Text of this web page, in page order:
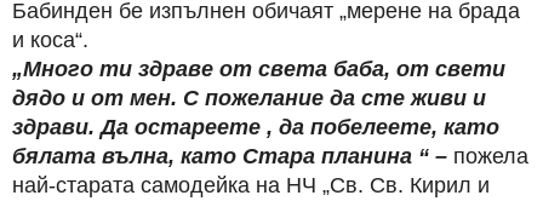
Бабинден бе изпълнен обичаят „мерене на брада
и коса“.
„Много ти здраве от света баба, от свети
дядо и от мен. С пожелание да сте живи и
здрави. Да остареете , да побелеете, като
бялата вълна, като Стара планина “ – пожела
най-старата самодейка на НЧ „Св. Св. Кирил и